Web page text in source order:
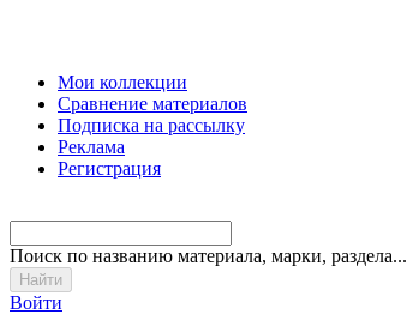
Мои коллекции
Сравнение материалов
Подписка на рассылку
Реклама
Регистрация
Поиск по названию материала, марки, раздела...
Войти